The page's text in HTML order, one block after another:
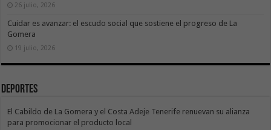
26 julio, 2026
Cuidar es avanzar: el escudo social que sostiene el progreso de La
Gomera
19 julio, 2026
Deportes
El Cabildo de La Gomera y el Costa Adeje Tenerife renuevan su alianza
para promocionar el producto local